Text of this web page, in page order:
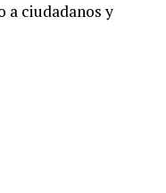
a ciudadanos y